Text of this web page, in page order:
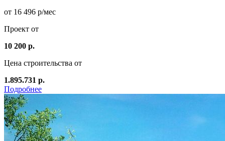
от 16 496 р/мес
Проект от
10 200 р.
Цена строительства от
1.895.731 р.
Подробнее